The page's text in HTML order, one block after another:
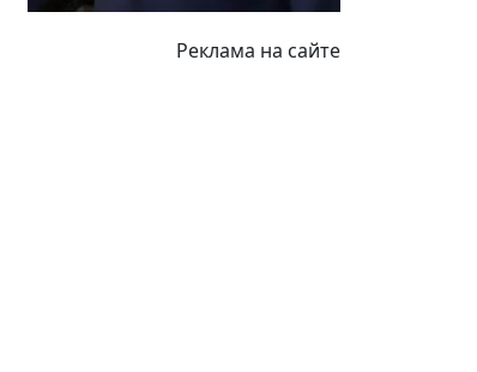
Реклама на сайте